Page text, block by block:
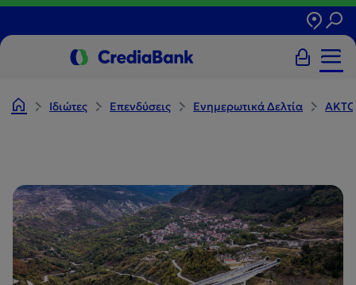
Ιδιώτες Επενδύσεις Ενημερωτικά Δελτία